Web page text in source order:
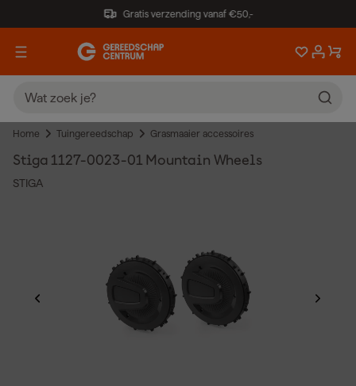
Gratis verzending vanaf €50,-
Home Tuingereedschap Grasmaaier accessoires
Stiga 1127-0023-01 Mountain Wheels
STIGA